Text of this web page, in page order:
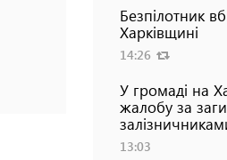
Безпілотник
Харківщині
14:26
У громаді на
жалобу за
13:03